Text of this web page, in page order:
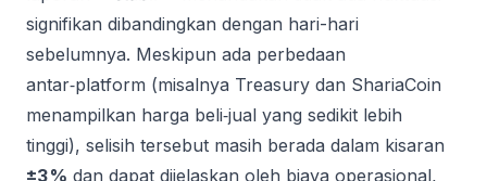
signifikan dibandingkan dengan hari-hari
sebelumnya. Meskipun ada perbedaan
antar‑platform (misalnya Treasury dan ShariaCoin
menampilkan harga beli‑jual yang sedikit lebih
tinggi), selisih tersebut masih berada dalam kisaran
±3 % dan dapat dijelaskan oleh biaya operasional,